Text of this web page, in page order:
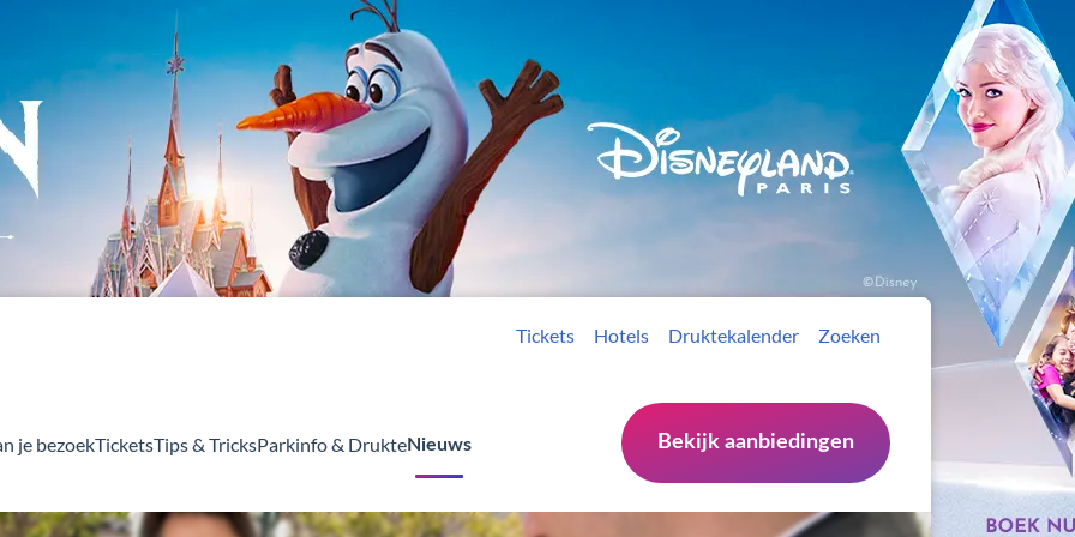
Tickets Hotels Druktekalender Zoeken
je bezoekTicketsTips & TricksParkinfo & DrukteNieuws Bekijk aanbiedingen